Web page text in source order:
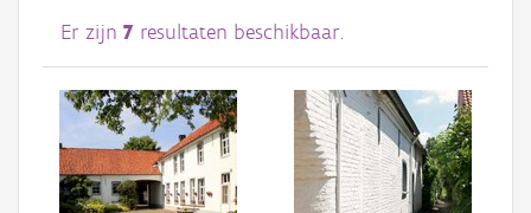
Afbeeldingen
#BeeldIndeKijker
Hergebruik
Over ons
Er zijn 7 resultaten beschikbaar.